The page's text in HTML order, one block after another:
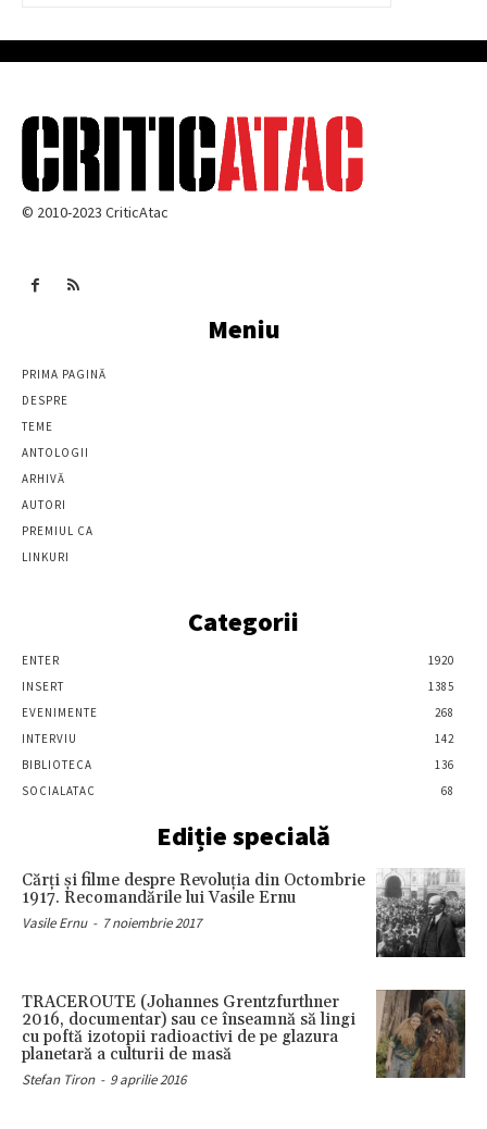
© 2010-2023 CriticAtac
Meniu
PRIMA PAGINĂ
DESPRE
TEME
ANTOLOGII
ARHIVĂ
AUTORI
PREMIUL CA
LINKURI
Categorii
ENTER
1920
INSERT
1385
EVENIMENTE
268
INTERVIU
142
BIBLIOTECA
136
SOCIALATAC
68
Ediție specială
Cărţi şi filme despre Revoluţia din Octombrie
1917. Recomandările lui Vasile Ernu
Vasile Ernu - 7 noiembrie 2017
TRACEROUTE (Johannes Grentzfurthner
2016, documentar) sau ce înseamnă să lingi
cu poftă izotopii radioactivi de pe glazura
planetară a culturii de masă
Stefan Tiron - 9 aprilie 2016